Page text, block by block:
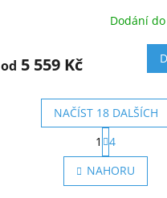
Dodání
od 5 559 Kč
O
v
l
NAČÍST 18 DALŠÍCH
S
t
r
á
n
1
4
NAHORU